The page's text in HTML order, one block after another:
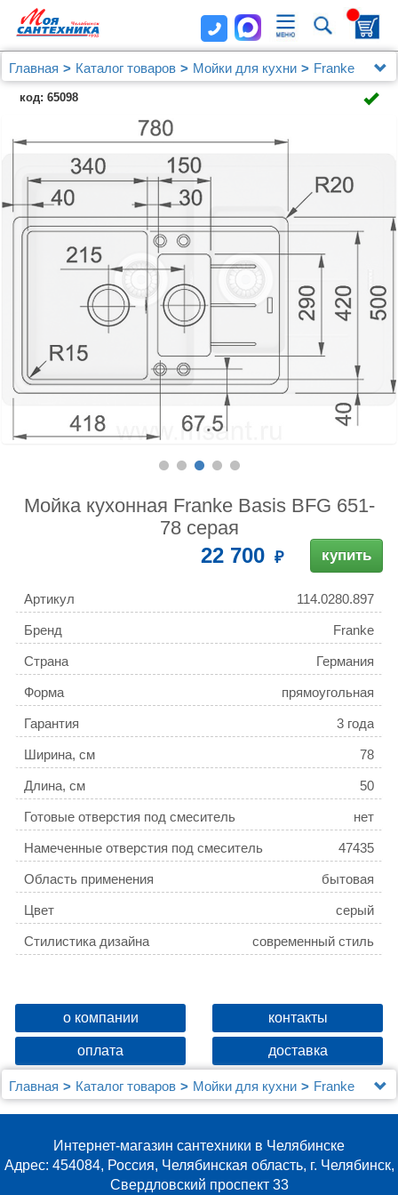
Главная Каталог товаров Мойки для кухни
Franke
Мойка кухонная Franke Basis BFG 651-78 серая
код: 65098
Мойка кухонная Franke Basis BFG 651-
78 серая
22 700 купить
Артикул 114.0280.897
Бренд Franke
Страна Германия
Форма прямоугольная
Гарантия 3 года
Ширина, см 78
Длина, см 50
Готовые отверстия под смеситель нет
Намеченные отверстия под смеситель 47435
Область применения бытовая
Цвет серый
Стилистика дизайна современный стиль
о компании контакты
оплата доставка
Главная Каталог товаров Мойки для кухни
Franke
Мойка кухонная Franke Basis BFG 651-78 серая
Интернет-магазин сантехники в Челябинске
Адрес: 454084, Россия, Челябинская область, г. Челябинск,
Свердловский проспект 33